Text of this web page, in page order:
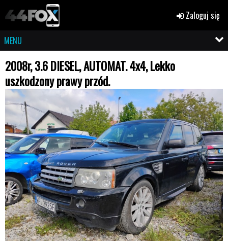
Zaloguj się
MENU
2008r, 3.6 DIESEL, AUTOMAT. 4x4, Lekko
uszkodzony prawy przód.